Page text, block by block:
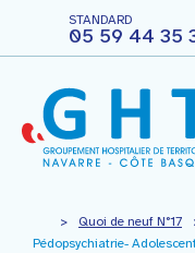
STANDARD
05 59 44 35
Le groupement
> Quoi de neuf N°17
Pédopsychiatrie-